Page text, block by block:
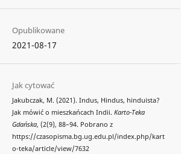
Opublikowane
2021-08-17
Jak cytować
Jakubczak, M. (2021). Indus, Hindus, hinduista?
Jak mówić o mieszkańcach Indii. Karto-Teka
Gdańska, (2(9), 88–94. Pobrano z
https://czasopisma.bg.ug.edu.pl/index.php/kart
o-teka/article/view/7632